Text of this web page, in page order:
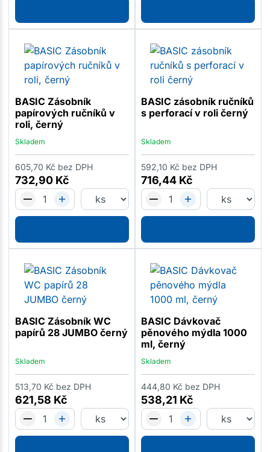
BASIC Zásobník
papírových ručníků v
roli, černý
Skladem
732,90 Kč
605,70 Kč bez DPH
BASIC zásobník ručníků
s perforací v roli černý
Skladem
716,44 Kč
592,10 Kč bez DPH
BASIC Zásobník WC
papírů 28 JUMBO černý
Skladem
621,58 Kč
513,70 Kč bez DPH
BASIC Dávkovač
pěnového mýdla 1000
ml, černý
Skladem
538,21 Kč
444,80 Kč bez DPH